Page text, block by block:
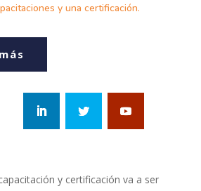
y una certificación.
y certificación va a ser